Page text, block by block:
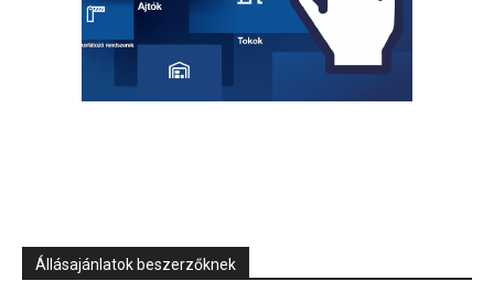
Állásajánlatok beszerzőknek